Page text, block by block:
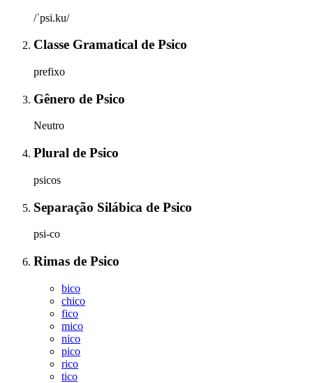
/ˈpsi.ku/
Classe Gramatical de Psico
prefixo
Gênero de Psico
Neutro
Plural de Psico
psicos
Separação Silábica de Psico
psi-co
Rimas de Psico
bico
chico
fico
mico
nico
pico
rico
tico